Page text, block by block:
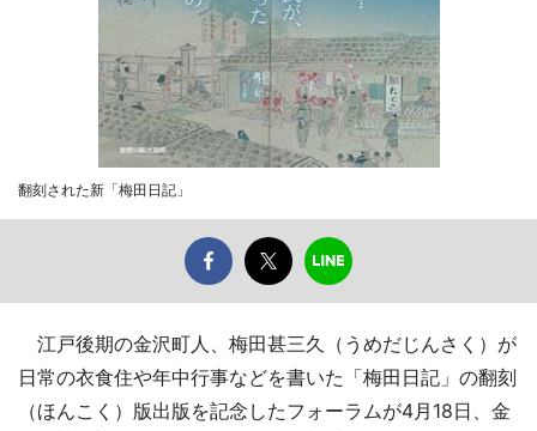
翻刻された新「梅田日記」
江戸後期の金沢町人、梅田甚三久（うめだじんさく）が
日常の衣食住や年中行事などを書いた「梅田日記」の翻刻
（ほんこく）版出版を記念したフォーラムが4月18日、金